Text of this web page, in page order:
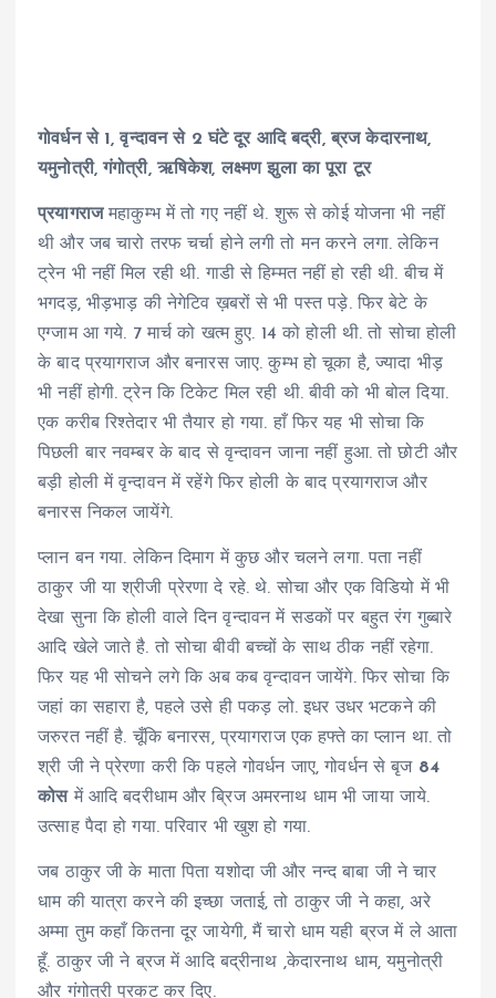
गोवर्धन से 1, वृन्दावन से 2 घंटे दूर आदि बद्री, ब्रज केदारनाथ,
यमुनोत्री, गंगोत्री, ऋषिकेश, लक्ष्मण झुला का पूरा टूर
प्रयागराजमहाकुम्भ में तो गए नहीं थे. शुरू से कोई योजना भी नहीं
थी और जब चारो तरफ चर्चा होने लगी तो मन करने लगा. लेकिन
ट्रेन भी नहीं मिल रही थी. गाडी से हिम्मत नहीं हो रही थी. बीच में
भगदड़, भीड़भाड़ की नेगेटिव ख़बरों से भी पस्त पड़े. फिर बेटे के
एग्जाम आ गये. 7 मार्च को खत्म हुए. 14 को होली थी. तो सोचा होली
के बाद प्रयागराज और बनारस जाए. कुम्भ हो चूका है, ज्यादा भीड़
भी नहीं होगी. ट्रेन कि टिकेट मिल रही थी. बीवी को भी बोल दिया.
एक करीब रिश्तेदार भी तैयार हो गया. हाँ फिर यह भी सोचा कि
पिछली बार नवम्बर के बाद से वृन्दावन जाना नहीं हुआ. तो छोटी और
बड़ी होली में वृन्दावन में रहेंगे फिर होली के बाद प्रयागराज और
बनारस निकल जायेंगे.
प्लान बन गया. लेकिन दिमाग में कुछ और चलने लगा. पता नहीं
ठाकुर जी या श्रीजी प्रेरणा दे रहे. थे. सोचा और एक विडियो में भी
देखा सुना कि होली वाले दिन वृन्दावन में सडकों पर बहुत रंग गुब्बारे
आदि खेले जाते है. तो सोचा बीवी बच्चों के साथ ठीक नहीं रहेगा.
फिर यह भी सोचने लगे कि अब कब वृन्दावन जायेंगे. फिर सोचा कि
जहां का सहारा है, पहले उसे ही पकड़ लो. इधर उधर भटकने की
जरुरत नहीं है. चूँकि बनारस, प्रयागराज एक हफ्ते का प्लान था. तो
श्री जी ने प्रेरणा करी कि पहले गोवर्धन जाए, गोवर्धन से बृज 84
कोसमें आदि बदरीधाम और ब्रिज अमरनाथ धाम भी जाया जाये.
उत्साह पैदा हो गया. परिवार भी खुश हो गया.
जब ठाकुर जी के माता पिता यशोदा जी और नन्द बाबा जी ने चार
धाम की यात्रा करने की इच्छा जताई, तो ठाकुर जी ने कहा, अरे
अम्मा तुम कहाँ कितना दूर जायेगी, मैं चारो धाम यही ब्रज में ले आता
हूँ. ठाकुर जी ने ब्रज में आदि बद्रीनाथ ,केदारनाथ धाम, यमुनोत्री
और गंगोत्री प्रकट कर दिए.